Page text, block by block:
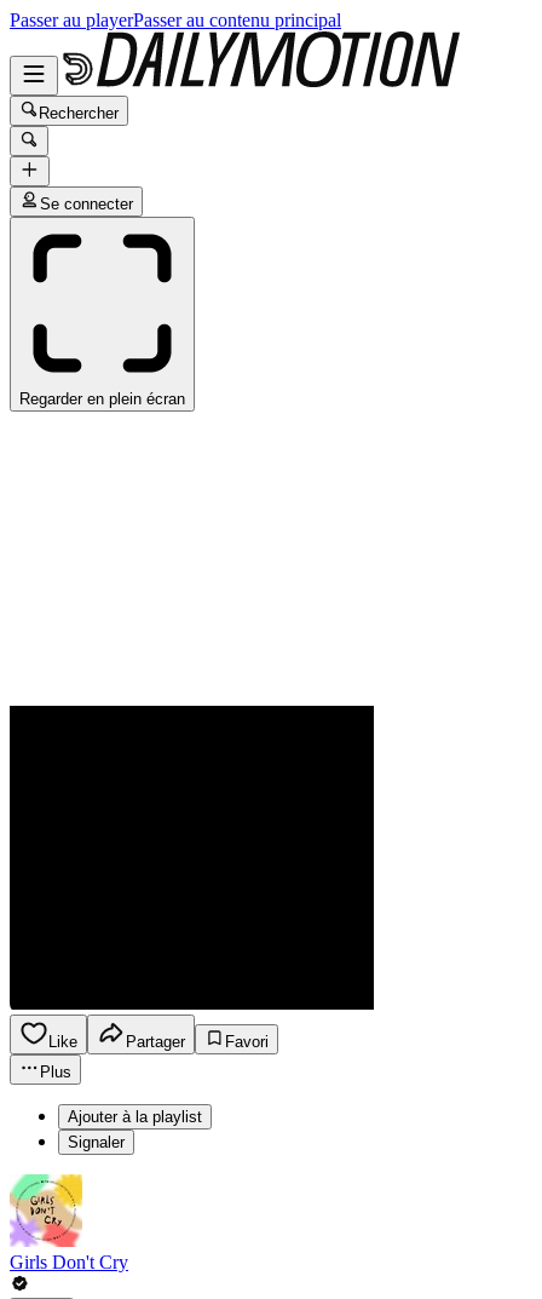
Passer au playerPasser au contenu principal
Rechercher
Se connecter
Regarder en plein écran
Like Partager
Favori
Plus
Ajouter à la playlist
Signaler
Girls Don't Cry